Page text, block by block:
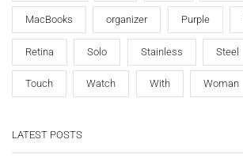
MacBooks organizer Purple
Retina Solo Stainless Steel
Touch Watch With Woman
LATEST POSTS